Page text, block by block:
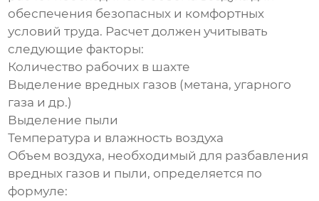
обеспечения безопасных и комфортных
условий труда. Расчет должен учитывать
следующие факторы:
Количество рабочих в шахте
Выделение вредных газов (метана, угарного
газа и др.)
Выделение пыли
Температура и влажность воздуха
Объем воздуха, необходимый для разбавления
вредных газов и пыли, определяется по
формуле: